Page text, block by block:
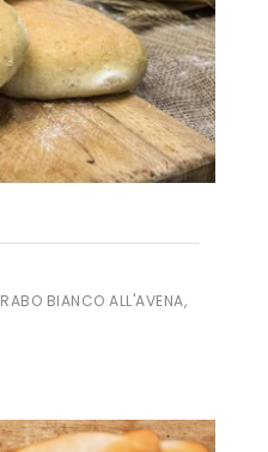
BIANCO ALL'AVENA,